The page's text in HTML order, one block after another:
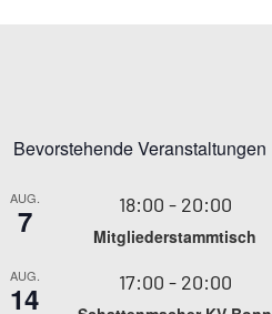
Bevorstehende Veranstaltungen
AUG.
7 18:00 - 20:00
Mitgliederstammtisch
AUG.
14 17:00 - 20:00